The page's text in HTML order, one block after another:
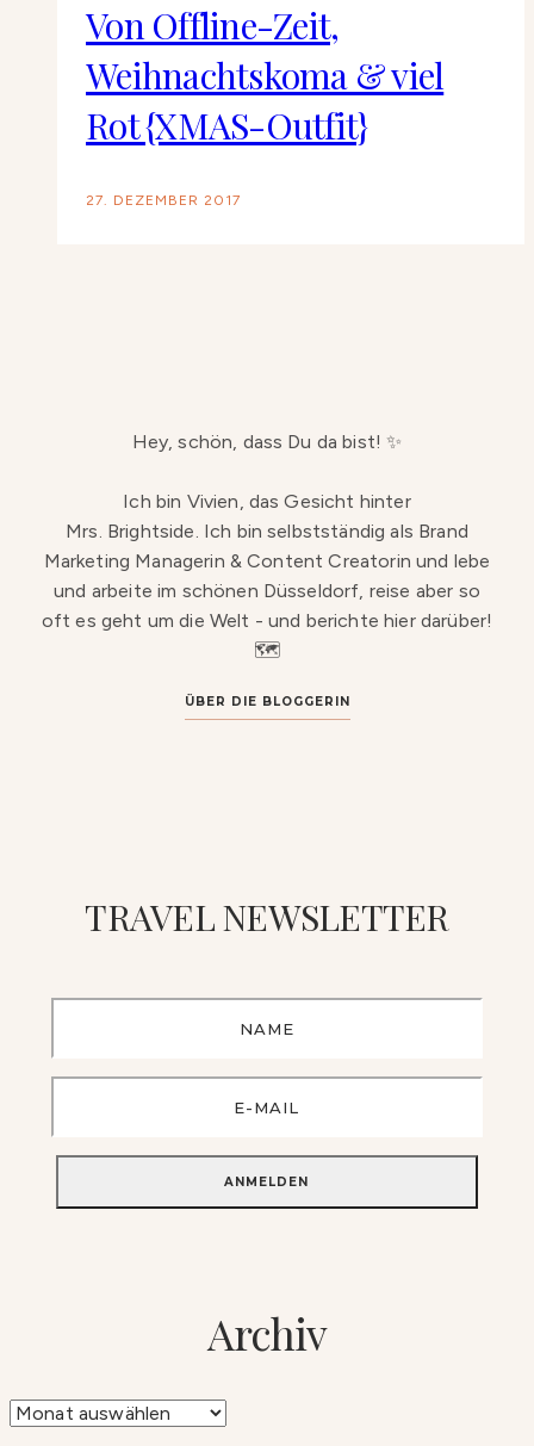
Von Offline-Zeit,
Weihnachtskoma & viel
Rot {XMAS-Outfit}
27. DEZEMBER 2017
Hey, schön, dass Du da bist! ✨
Ich bin Vivien, das Gesicht hinter
Mrs. Brightside. Ich bin selbstständig als Brand
Marketing Managerin & Content Creatorin und lebe
und arbeite im schönen Düsseldorf, reise aber so
oft es geht um die Welt - und berichte hier darüber!
🗺️
ÜBER DIE BLOGGERIN
TRAVEL NEWSLETTER
Archiv
Archiv